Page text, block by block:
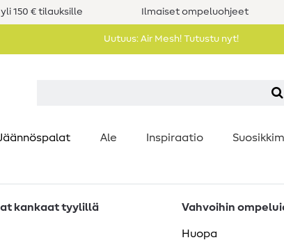
150 € tilauksille Ilmaiset ompeluohjeet
Uutuus: Air Mesh! Tutustu nyt!
Ale Inspiraatio
kankaat tyylillä Vahvoihin
Huopa